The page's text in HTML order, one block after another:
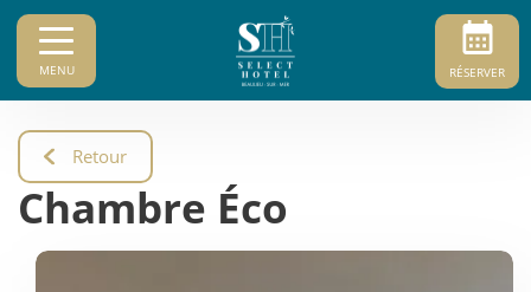
RÉSERVER
MENU
Retour
Chambre Éco